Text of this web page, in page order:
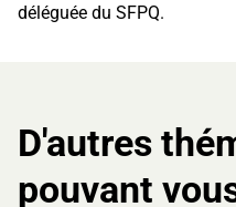
déléguée du SFPQ.
D'autres
pouvant